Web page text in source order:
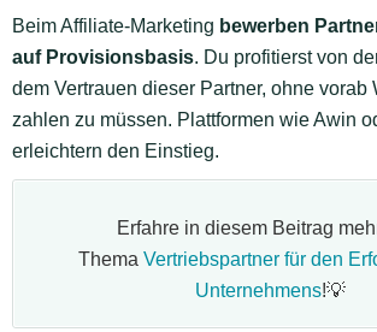
Beim Affiliate-Marketing bewerben
auf Provisionsbasis. Du profitierst von
dem Vertrauen dieser Partner, ohne vorab
zahlen zu müssen. Plattformen wie Awin
erleichtern den Einstieg.
Erfahre in diesem Beitrag
Thema Vertriebspartner für den
Unternehmens!💡